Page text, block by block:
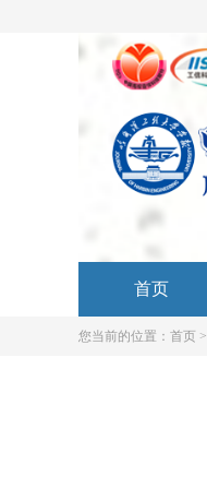
首页
您当前的位置： 首页 >